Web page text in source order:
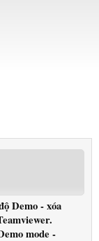
Demo - xóa
mode -